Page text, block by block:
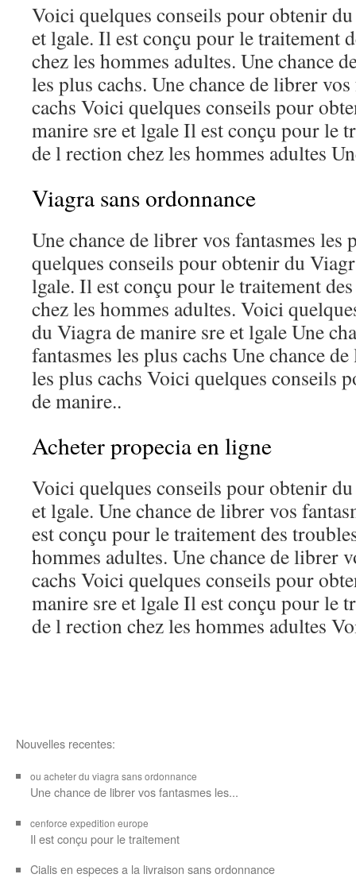
Voici quelques conseils pour obtenir
et lgale. Il est conçu pour le traitement
chez les hommes adultes. Une chance
les plus cachs. Une chance de librer
cachs Voici quelques conseils pour
manire sre et lgale Il est conçu pour le
de l rection chez les hommes adultes
Viagra sans ordonnance
Une chance de librer vos fantasmes les
quelques conseils pour obtenir du
lgale. Il est conçu pour le traitement
chez les hommes adultes. Voici
du Viagra de manire sre et lgale Une
fantasmes les plus cachs Une chance
les plus cachs Voici quelques conseils
de manire..
Acheter propecia en ligne
Voici quelques conseils pour obtenir
et lgale. Une chance de librer vos
est conçu pour le traitement des
hommes adultes. Une chance de librer
cachs Voici quelques conseils pour
manire sre et lgale Il est conçu pour le
de l rection chez les hommes adultes
Nouvelles recentes:
ou acheter du viagra sans ordonnance
Une chance de librer vosfantasmes les...
cenforce expedition europe
Il estconçu pour le traitement
Cialis en especes a la livraison sans ordonnance